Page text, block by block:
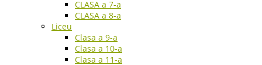
CLASA a 7-a
CLASA a 8-a
Liceu
Clasa a 9-a
Clasa a 10-a
Clasa a 11-a